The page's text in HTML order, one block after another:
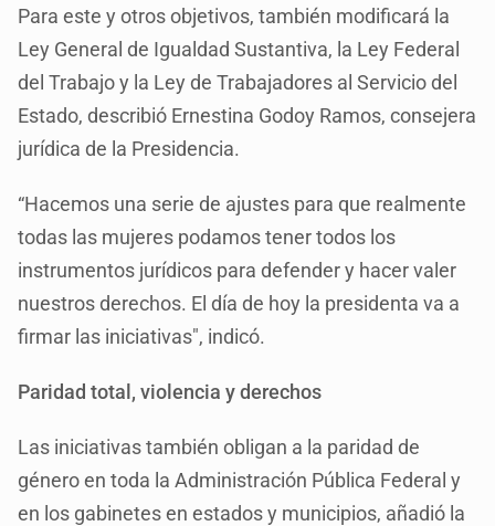
Para este y otros objetivos, también modificará la
Ley General de Igualdad Sustantiva, la Ley Federal
del Trabajo y la Ley de Trabajadores al Servicio del
Estado, describió Ernestina Godoy Ramos, consejera
jurídica de la Presidencia.
“Hacemos una serie de ajustes para que realmente
todas las mujeres podamos tener todos los
instrumentos jurídicos para defender y hacer valer
nuestros derechos. El día de hoy la presidenta va a
firmar las iniciativas", indicó.
Paridad total, violencia y derechos
Las iniciativas también obligan a la paridad de
género en toda la Administración Pública Federal y
en los gabinetes en estados y municipios, añadió la